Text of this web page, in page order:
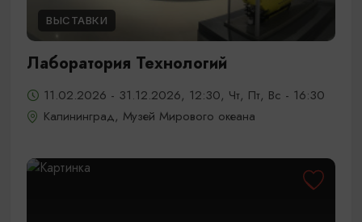
ВЫСТАВКИ
Лаборатория Технологий
11.02.2026 - 31.12.2026, 12:30, Чт, Пт, Вс - 16:30
Калининград, Музей Мирового океана